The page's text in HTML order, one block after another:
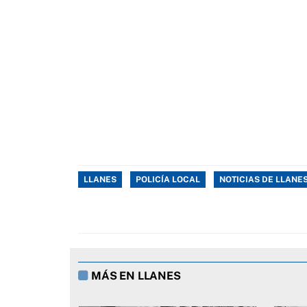
LLANES POLICÍA LOCAL NOTICIAS DE
MÁS EN LLANES